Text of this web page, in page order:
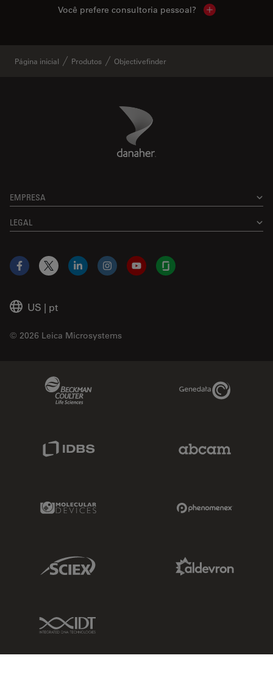
Você prefere consultoria pessoal? Show local
Página inicial Produtos Objectivefinder
Danaher Logo
EMPRESA
LEGAL
US | pt
© 2026 Leica Microsystems
Facebook
X LinkedInInstagramYouTubeGlassdoor
Genedata Link
Molecular Devices Link
Sciex Link
IDT Link